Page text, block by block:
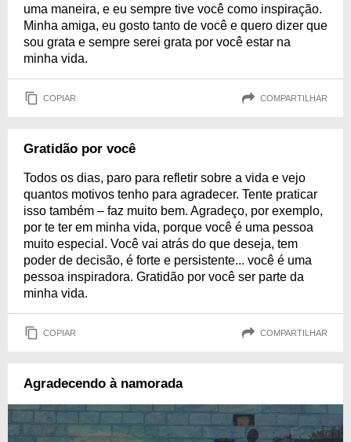
uma maneira, e eu sempre tive você como inspiração.
Minha amiga, eu gosto tanto de você e quero dizer que
sou grata e sempre serei grata por você estar na
minha vida.
COPIAR COMPARTILHAR
Gratidão por você
Todos os dias, paro para refletir sobre a vida e vejo
quantos motivos tenho para agradecer. Tente praticar
isso também – faz muito bem. Agradeço, por exemplo,
por te ter em minha vida, porque você é uma pessoa
muito especial. Você vai atrás do que deseja, tem
poder de decisão, é forte e persistente... você é uma
pessoa inspiradora. Gratidão por você ser parte da
minha vida.
COPIAR COMPARTILHAR
Agradecendo à namorada